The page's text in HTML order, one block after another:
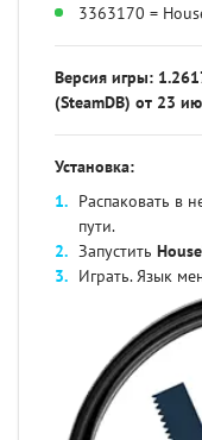
3363170 =
Версия игры:
(SteamDB) от 23
Установка:
Распаковать в
пути.
Запустить
Играть. Язык